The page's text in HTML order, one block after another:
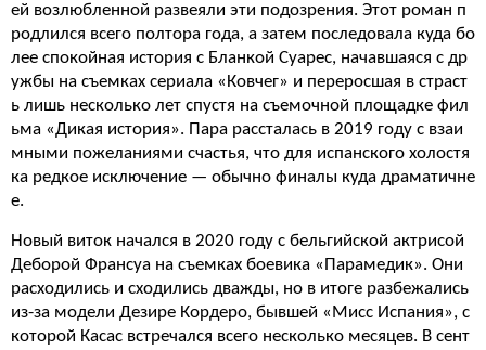
ей возлюбленной развеяли эти подозрения. Этот роман п
родлился всего полтора года, а затем последовала куда бо
лее спокойная история с Бланкой Суарес, начавшаяся с др
ужбы на съемках сериала «Ковчег» и переросшая в страст
ь лишь несколько лет спустя на съемочной площадке фил
ьма «Дикая история». Пара рассталась в 2019 году с взаи
мными пожеланиями счастья, что для испанского холостя
ка редкое исключение — обычно финалы куда драматичне
е.
Новый виток начался в 2020 году с бельгийской актрисой
Деборой Франсуа на съемках боевика «Парамедик». Они
расходились и сходились дважды, но в итоге разбежались
из-за модели Дезире Кордеро, бывшей «Мисс Испания», с
которой Касас встречался всего несколько месяцев. В сент